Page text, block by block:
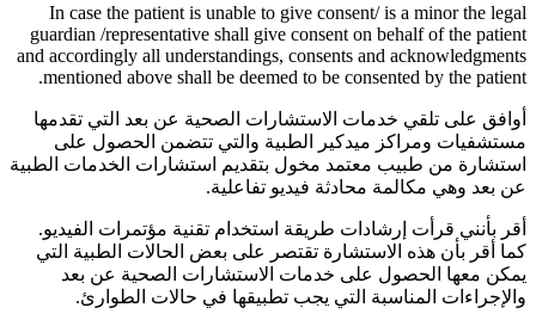
In case the patient is unable to give consent/ is a minor the legal
guardian /representative shall give consent on behalf of the patient
and accordingly all understandings, consents and acknowledgments
mentioned above shall be deemed to be consented by the patient.
أوافق على تلقي خدمات الاستشارات الصحية عن بعد التي تقدمها
مستشفيات ومراكز ميدكير الطبية والتي تتضمن الحصول على
استشارة من طبيب معتمد مخول بتقديم استشارات الخدمات الطبية
عن بعد وهي مكالمة محادثة فيديو تفاعلية.
أقر بأنني قرأت إرشادات طريقة استخدام تقنية مؤتمرات الفيديو.
كما أقر بأن هذه الاستشارة تقتصر على بعض الحالات الطبية التي
يمكن معها الحصول على خدمات الاستشارات الصحية عن بعد
والإجراءات المناسبة التي يجب تطبيقها في حالات الطوارئ.